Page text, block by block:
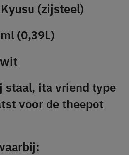
(zijsteel)
(0,39L)
staal, ita vriend type
voor de theepot